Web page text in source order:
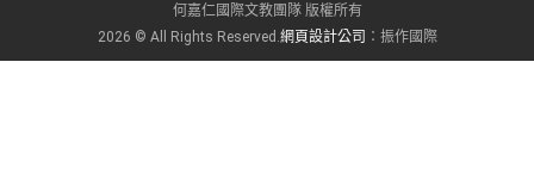
何嘉仁國際文教團隊 版權所有
2026 © All Rights Reserved. 網頁設計公司 ：振作國際